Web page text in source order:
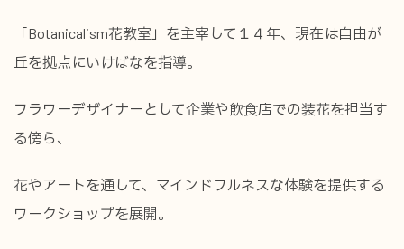
「Botanicalism花教室」を主宰して１４年、現在は自由が
丘を拠点にいけばなを指導。
フラワーデザイナーとして企業や飲食店での装花を担当す
る傍ら、
花やアートを通して、マインドフルネスな体験を提供する
ワークショップを展開。